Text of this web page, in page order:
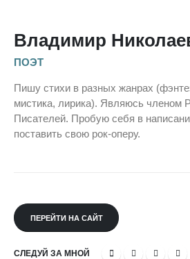
Владимир
ПОЭТ
Пишу стихи в разных жанрах
мистика, лирика). Являюсь членом
Писателей. Пробую себя в
поставить свою рок-оперу.
ПЕРЕЙТИ НА САЙТ
СЛЕДУЙ ЗА МНОЙ